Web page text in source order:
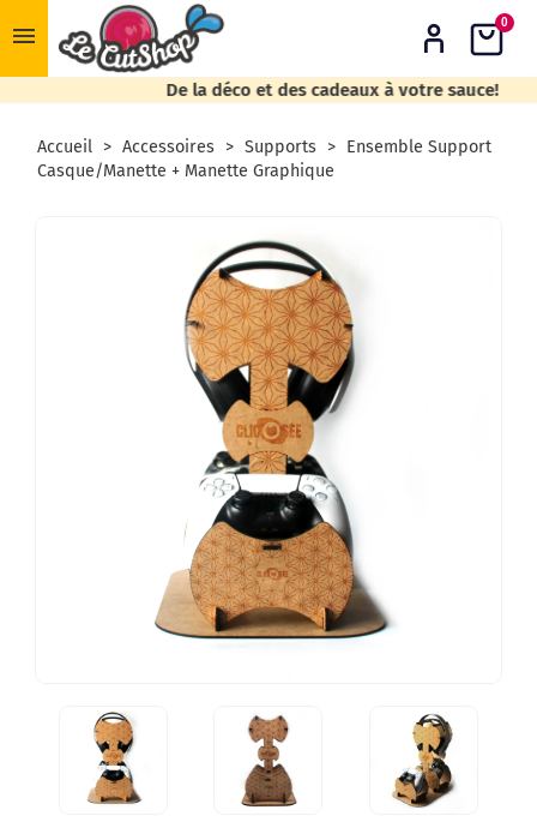
0
De la déco et des cadeaux à votre sauce!
Accueil Accessoires Supports
Ensemble Support
Casque/Manette + Manette Graphique
menu